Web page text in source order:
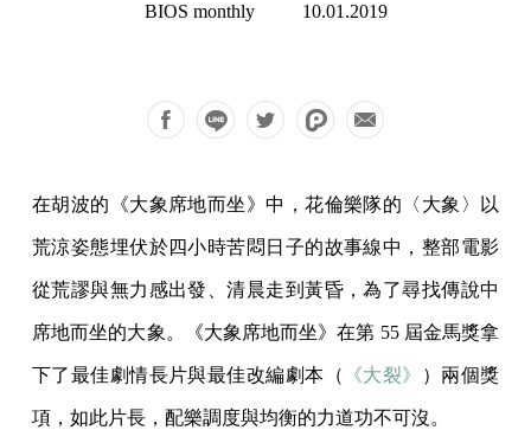
BIOS monthly 10.01.2019
在胡波的《大象席地而坐》中，花倫樂隊的〈大象〉以
荒涼姿態埋伏於四小時苦悶日子的故事線中，整部電影
從荒謬與無力感出發、清晨走到黃昏，為了尋找傳說中
席地而坐的大象。《大象席地而坐》在第 55 屆金馬獎拿
下了最佳劇情長片與最佳改編劇本（ 《大裂》 ）兩個獎
項，如此片長，配樂調度與均衡的力道功不可沒。